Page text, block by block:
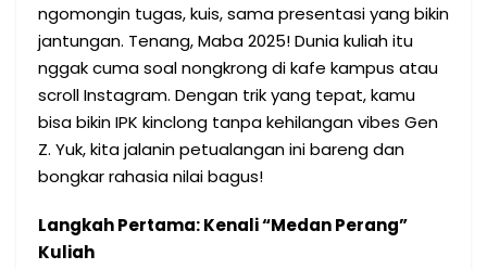
ngomongin tugas, kuis, sama presentasi yang bikin
jantungan. Tenang, Maba 2025! Dunia kuliah itu
nggak cuma soal nongkrong di kafe kampus atau
scroll Instagram. Dengan trik yang tepat, kamu
bisa bikin IPK kinclong tanpa kehilangan vibes Gen
Z. Yuk, kita jalanin petualangan ini bareng dan
bongkar rahasia nilai bagus!
Langkah Pertama: Kenali “Medan Perang”
Kuliah